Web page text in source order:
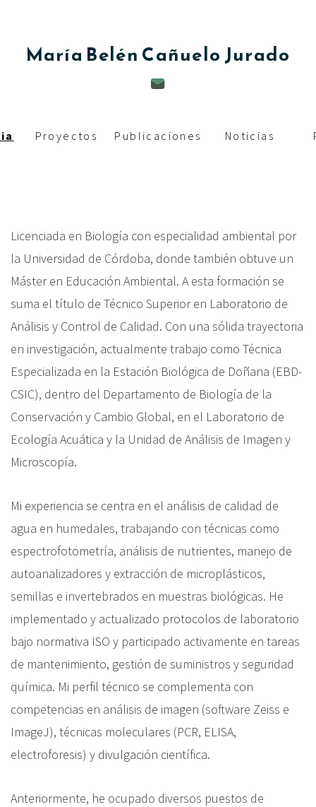
María Belén Cañuelo Jurado
Proyectos Publicaciones Noticias
Licenciada en Biología con especialidad ambiental por
la Universidad de Córdoba, donde también obtuve un
Máster en Educación Ambiental. A esta formación se
suma el título de Técnico Superior en Laboratorio de
Análisis y Control de Calidad. Con una sólida trayectoria
en investigación, actualmente trabajo como Técnica
Especializada en la Estación Biológica de Doñana (EBD-
CSIC), dentro del Departamento de Biología de la
Conservación y Cambio Global, en el Laboratorio de
Ecología Acuática y la Unidad de Análisis de Imagen y
Microscopía.
Mi experiencia se centra en el análisis de calidad de
agua en humedales, trabajando con técnicas como
espectrofotometría, análisis de nutrientes, manejo de
autoanalizadores y extracción de microplásticos,
semillas e invertebrados en muestras biológicas. He
implementado y actualizado protocolos de laboratorio
bajo normativa ISO y participado activamente en tareas
de mantenimiento, gestión de suministros y seguridad
química. Mi perfil técnico se complementa con
competencias en análisis de imagen (software Zeiss e
ImageJ), técnicas moleculares (PCR, ELISA,
electroforesis) y divulgación científica.
Anteriormente, he ocupado diversos puestos de